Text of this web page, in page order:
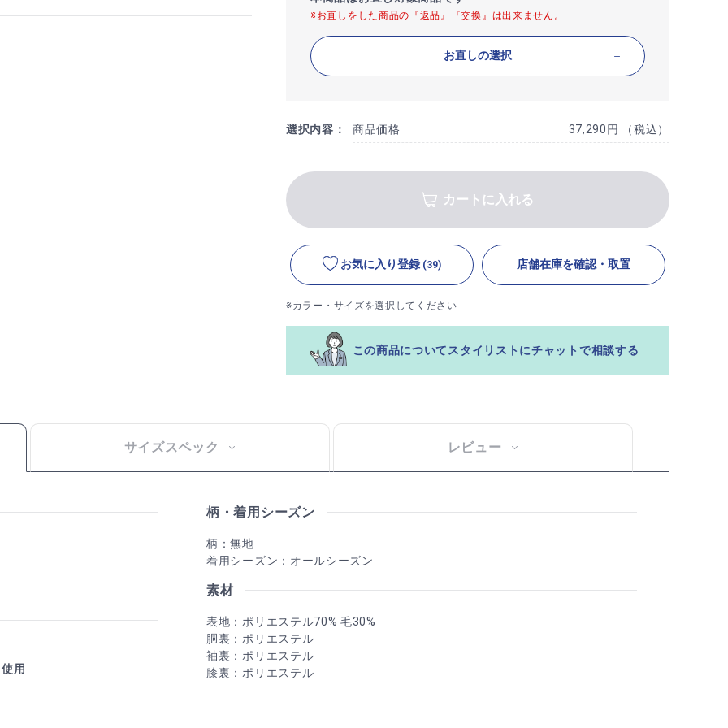
※お直しをした商品の『返品』『交換』は出来ません。
お直しの選択
選択内容： 商品価格 37,290円 （税込）
カートに入れる
お気に入り登録 (39) 店舗在庫を確認・取置
※カラー・サイズを選択してください
この商品についてスタイリストにチャットで相談する
サイズスペック レビュー
用
柄・着用シーズン
柄：無地
着用シーズン：オールシーズン
素材
表地：ポリエステル70% 毛30%
胴裏：ポリエステル
袖裏：ポリエステル
膝裏：ポリエステル